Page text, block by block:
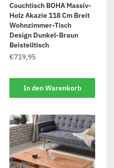
Couchtisch BOHA Massiv-
Holz Akazie 118 Cm Breit
Wohnzimmer-Tisch
Design Dunkel-Braun
Beistelltisch
€719,95
In den Warenkorb